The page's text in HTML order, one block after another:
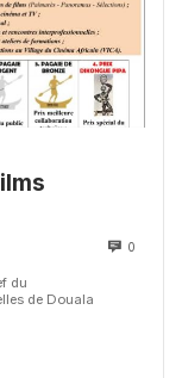
0
du
de Douala